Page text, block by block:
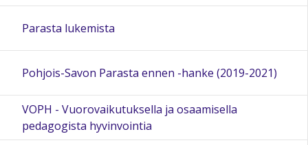
Parasta lukemista
Pohjois-Savon Parasta ennen -hanke (2019-2021)
VOPH - Vuorovaikutuksella ja osaamisella
pedagogista hyvinvointia